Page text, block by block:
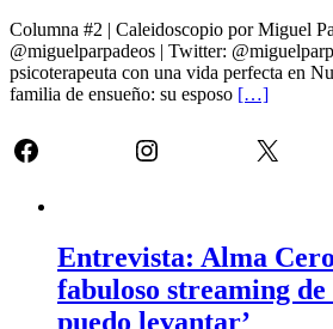
Columna #2 | Caleidoscopio por Miguel
@miguelparpadeos | Twitter:
psicoterapeuta con una vida perfecta en
familia de ensueño: su esposo […]
Facebook Instagram X
Entrevista: Alma
fabuloso streaming de
puedo levantar’